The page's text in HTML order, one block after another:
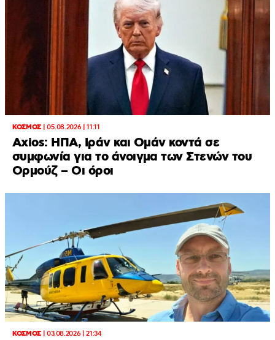
ΚΟΣΜΟΣ| 05.08.2026 | 11:11
Axios: ΗΠΑ, Ιράν και Ομάν κοντά σε
συμφωνία για το άνοιγμα των Στενών του
Ορμούζ – Οι όροι
ΚΟΣΜΟΣ| 03.08.2026 | 21:34